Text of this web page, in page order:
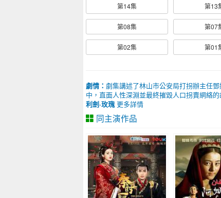
第14集 第13
第08集 第07
第02集 第01
劇情： 劇集講述了林山市公安局打拐辦主任
中，直面人性深淵並最終摧毀人口拐賣網絡的
利劍·玫瑰 更多詳情
同主演作品